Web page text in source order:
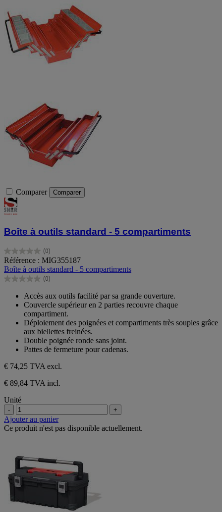
Comparer Comparer
Boîte à outils standard - 5 compartiments
(0)
0.0
sur
5
étoiles.
Référence : MIG355187
Boîte à outils standard - 5 compartiments
(0)
0.0
étoiles.
Accès aux outils facilité par sa grande ouverture.
Couvercle supérieur en 2 parties recouvre chaque
compartiment.
Déploiement des poignées et compartiments très souples grâce
aux biellettes freinées.
Double poignée ronde sans joint.
Pattes de fermeture pour cadenas.
€ 74,25 TVA excl.
€ 89,84 TVA incl.
Unité
- +
Ajouter au panier
Ce produit n'est pas disponible actuellement.